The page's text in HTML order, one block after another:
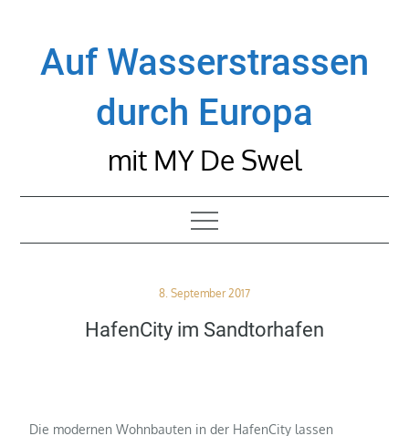
contentAuf Wasserstrassen
durch Europa
mit MY De Swel
Posted
8. September 2017
HafenCity im Sandtorhafen
Die modernen Wohnbauten in der HafenCity lassen